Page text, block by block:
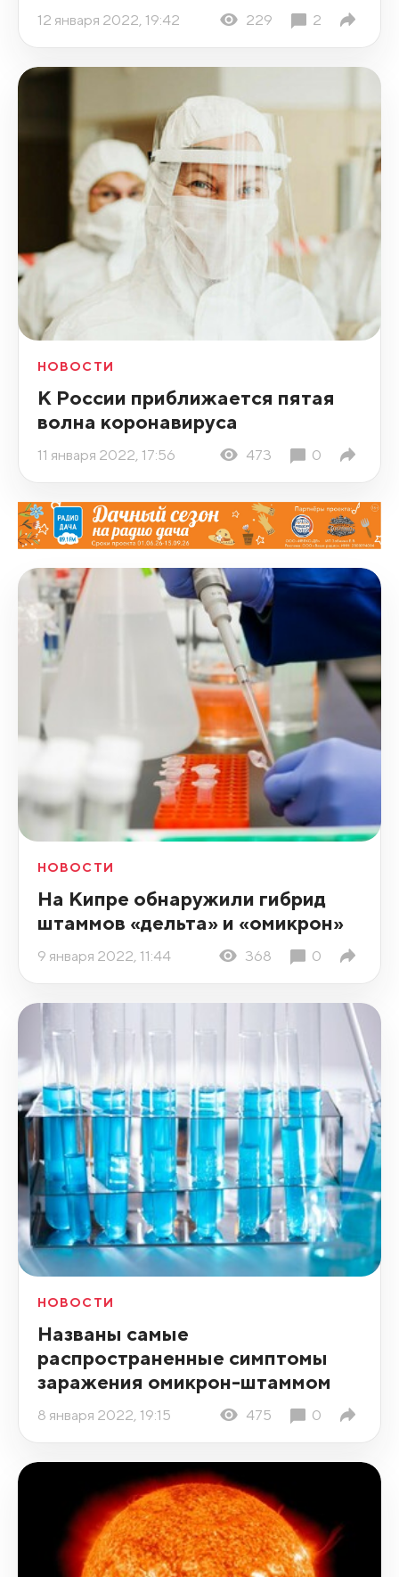
12 января 2022, 19:42 229 2
НОВОСТИ
К России приближается пятая
волна коронавируса
11 января 2022, 17:56 473 0
НОВОСТИ
На Кипре обнаружили гибрид
штаммов «дельта» и «омикрон»
9 января 2022, 11:44 368 0
НОВОСТИ
Названы самые
распространенные симптомы
заражения омикрон-штаммом
8 января 2022, 19:15 475 0